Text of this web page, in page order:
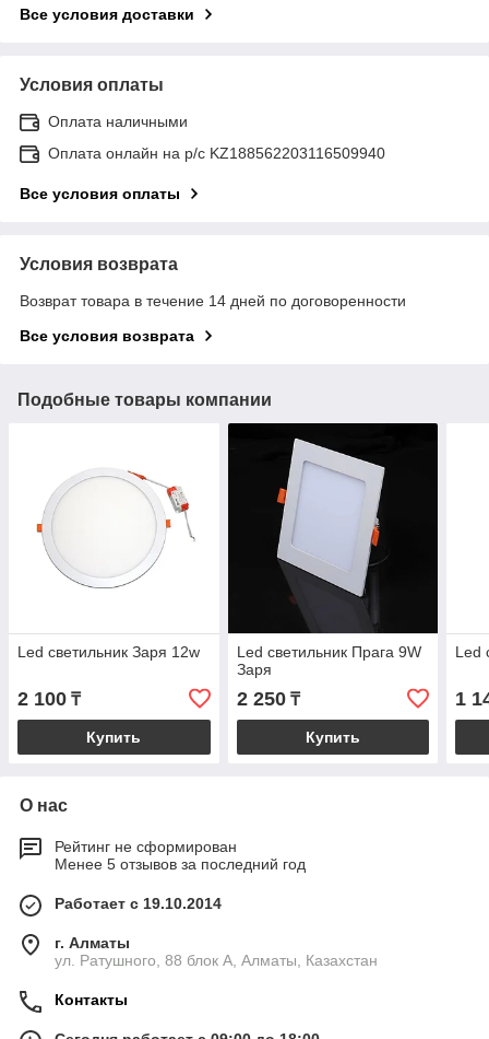
Все условия доставки
Условия оплаты
Оплата наличными
Оплата онлайн на р/с KZ188562203116509940
Все условия оплаты
Условия возврата
Возврат товара в течение 14 дней по договоренности
Все условия возврата
Подобные товары компании
Led светильник Заря 12w
2 100 ₸
Купить
Led светильник Прага 9W
Заря
2 250₸
Купить
Led
1
О нас
Рейтинг не сформирован
Менее 5 отзывов за последний год
Работает с 19.10.2014
г. Алматы
ул. Ратушного, 88 блок A, Алматы, Казахстан
Контакты